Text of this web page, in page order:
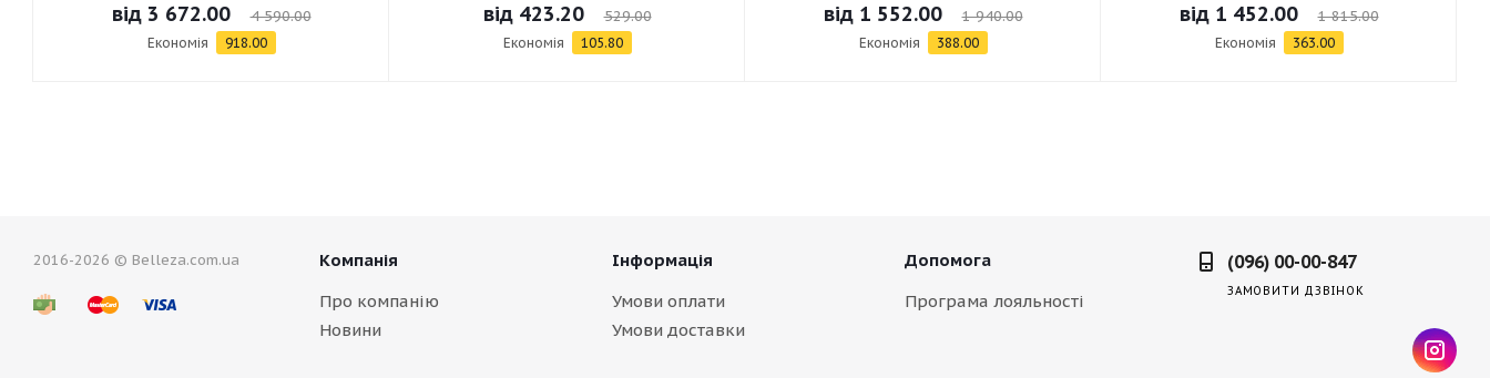
від 3 672.00 4 590.00
Економія 918.00
від 423.20 529.00
Економія 105.80
від 1 552.00 1 940.00
Економія 388.00
від 1 452.00 1 815.00
Економія 363.00
2016-2026 © Belleza.com.ua
Компанія
Про компанію
Новини
Інформація
Умови оплати
Умови доставки
Допомога
Програма лояльності
(096) 00-00-847
ЗАМОВИТИ ДЗВІНОК